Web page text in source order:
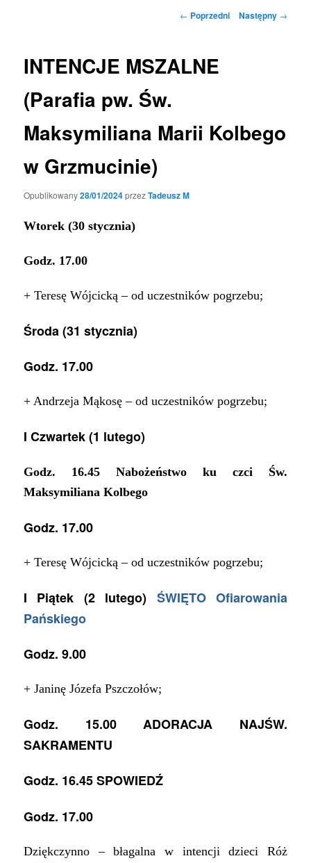
Nawigacja
← Poprzedni Następny →
INTENCJE MSZALNE
(Parafia pw. Św.
Maksymiliana Marii Kolbego
w Grzmucinie)
Opublikowany28/01/2024przezTadeusz M
Wtorek (30 stycznia)
Godz. 17.00
+ Teresę Wójcicką – od uczestników pogrzebu;
Środa (31 stycznia)
Godz. 17.00
+ Andrzeja Mąkosę – od uczestników pogrzebu;
I Czwartek (1 lutego)
Godz. 16.45 Nabożeństwo ku czci Św.
Maksymiliana Kolbego
Godz. 17.00
+ Teresę Wójcicką – od uczestników pogrzebu;
I Piątek (2 lutego) ŚWIĘTO Ofiarowania
Pańskiego
Godz. 9.00
+ Janinę Józefa Pszczołów;
Godz. 15.00 ADORACJA NAJŚW.
SAKRAMENTU
Godz. 16.45 SPOWIEDŹ
Godz. 17.00
Dziękczynno – błagalna w intencji dzieci Róż